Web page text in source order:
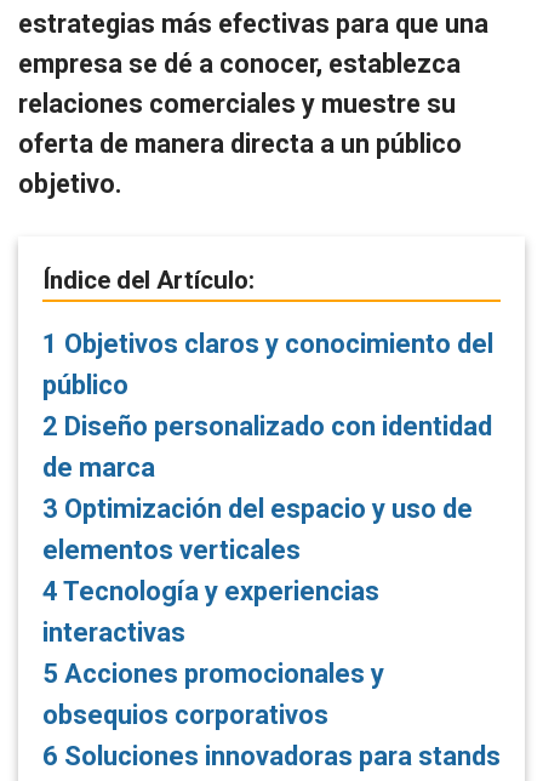
estrategias más efectivas para que una
empresa se dé a conocer, establezca
relaciones comerciales y muestre su
oferta de manera directa a un público
objetivo.
Índice del Artículo:
1 Objetivos claros y conocimiento del
público
2 Diseño personalizado con identidad
de marca
3 Optimización del espacio y uso de
elementos verticales
4 Tecnología y experiencias
interactivas
5 Acciones promocionales y
obsequios corporativos
6 Soluciones innovadoras para stands